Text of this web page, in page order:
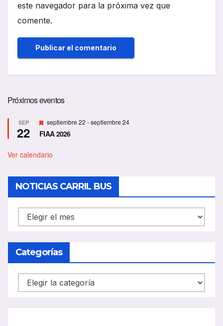
este navegador para la próxima vez que
comente.
Próximos eventos
SEP
22
D
e
s
a
d
o
septiembre 22 -septiembre 24
FIAA 2026
Ver calendario
NOTICIAS CARRIL BUS
NOTICIAS
CARRIL
BUS
Categorías
Categorías